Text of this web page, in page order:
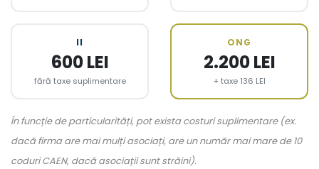
II
600 LEI
fără taxe suplimentare
ONG
2.200 LEI
+ taxe 136 LEI
În funcție de particularități, pot exista costuri suplimentare (ex.
dacă firma are mai mulți asociați, are un număr mai mare de 10
coduri CAEN, dacă asociații sunt străini).